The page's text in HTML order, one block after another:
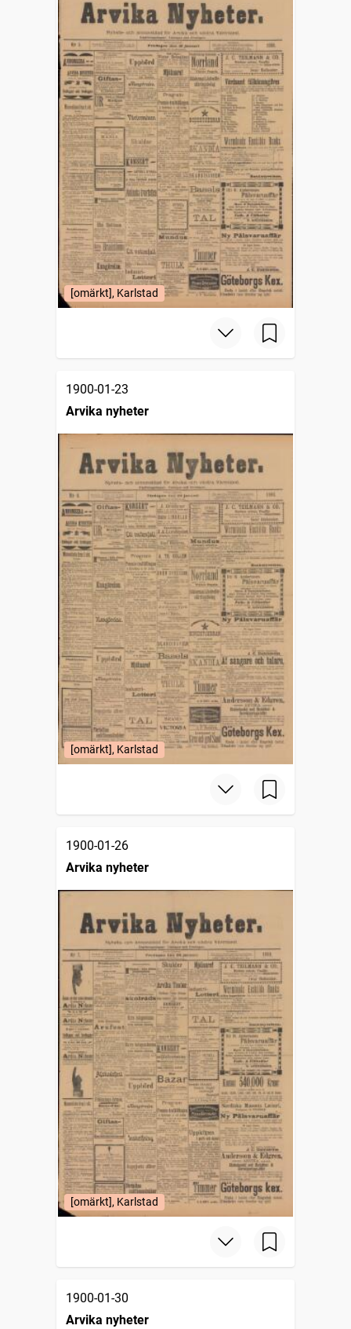
[omärkt], Karlstad
1900-01-23
Arvika nyheter
[omärkt], Karlstad
1900-01-26
Arvika nyheter
[omärkt], Karlstad
1900-01-30
Arvika nyheter